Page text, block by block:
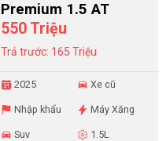
Premium 1.5 AT
550 Triệu
Trả trước: 165 Triệu
2025 Xe cũ
Nhập khẩu Máy Xăng
Suv 1.5L